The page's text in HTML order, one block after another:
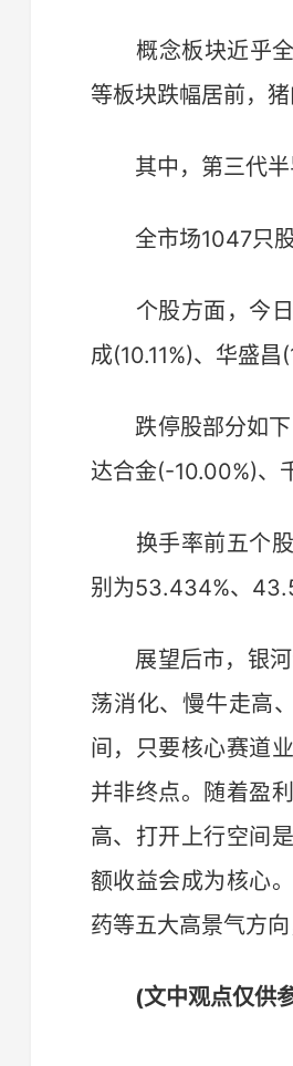
概念板块近乎全
等板块跌幅居前，
其中，第三代半
全市场1047只股
个股方面，今日
成(10.11%)、华盛昌
跌停股部分如下
达合金(-10.00%)、
换手率前五个股
别为53.434%、
展望后市，银河
荡消化、慢牛走高
间，只要核心赛道
并非终点。随着盈
高、打开上行空间
额收益会成为核心
药等五大高景气方
(文中观点仅供